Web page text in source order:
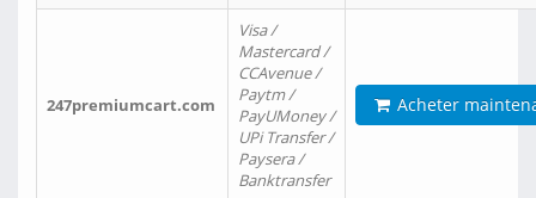
247premiumcart.com
Visa /
Mastercard /
CCAvenue /
Paytm /
PayUMoney /
UPi Transfer /
Paysera /
Banktransfer
Acheter